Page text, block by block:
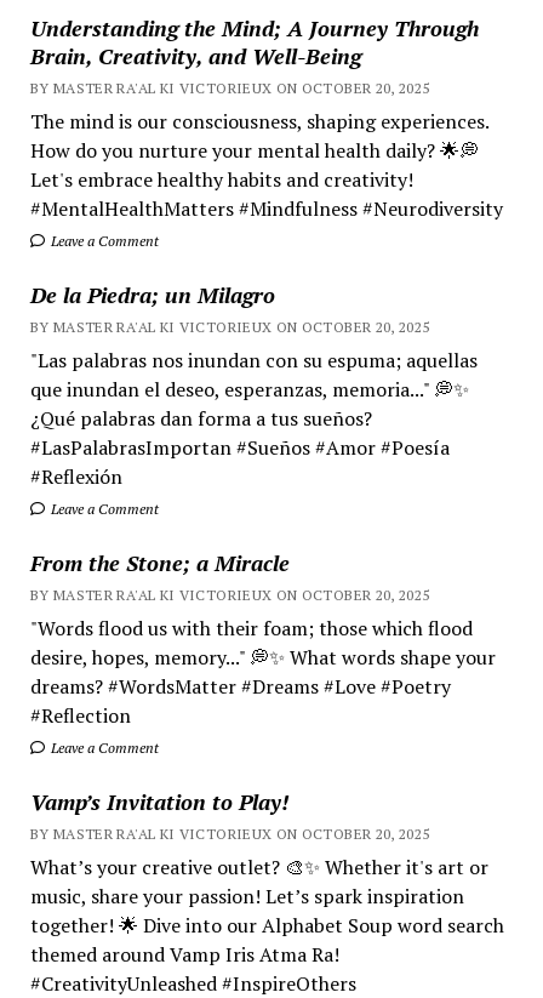
Understanding the Mind; A Journey Through
Brain, Creativity, and Well-Being
BY MASTER RA'AL KI VICTORIEUX ON OCTOBER 20, 2025
The mind is our consciousness, shaping experiences.
How do you nurture your mental health daily? 🌟💭
Let's embrace healthy habits and creativity!
#MentalHealthMatters #Mindfulness #Neurodiversity
Leave a Comment
De la Piedra; un Milagro
BY MASTER RA'AL KI VICTORIEUX ON OCTOBER 20, 2025
"Las palabras nos inundan con su espuma; aquellas
que inundan el deseo, esperanzas, memoria..." 💭✨
¿Qué palabras dan forma a tus sueños?
#LasPalabrasImportan #Sueños #Amor #Poesía
#Reflexión
Leave a Comment
From the Stone; a Miracle
BY MASTER RA'AL KI VICTORIEUX ON OCTOBER 20, 2025
"Words flood us with their foam; those which flood
desire, hopes, memory..." 💭✨ What words shape your
dreams? #WordsMatter #Dreams #Love #Poetry
#Reflection
Leave a Comment
Vamp’s Invitation to Play!
BY MASTER RA'AL KI VICTORIEUX ON OCTOBER 20, 2025
What’s your creative outlet? 🎨✨ Whether it's art or
music, share your passion! Let’s spark inspiration
together! 🌟 Dive into our Alphabet Soup word search
themed around Vamp Iris Atma Ra!
#CreativityUnleashed #InspireOthers